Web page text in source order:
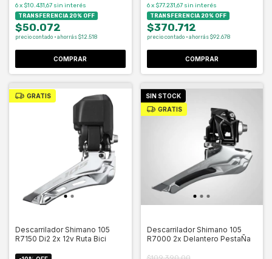
6x $10.431,67 sin interés
TRANSFERENCIA 20% OFF
$50.072
precio contado · ahorrás $12.518
6 x $77.231,67 sin interés
TRANSFERENCIA 20% OFF
$370.712
precio contado · ahorrás $92.678
GRATIS
Descarrilador Shimano 105
R7150 Di2 2x 12v Ruta Bici
SIN STOCK
GRATIS
Descarrilador Shimano 105
R7000 2x Delantero PestaÑa